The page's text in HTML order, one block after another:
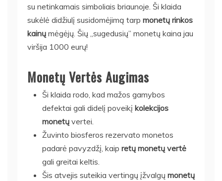
su netinkamais simboliais briaunoje. Ši klaida
sukėlė didžiulį susidomėjimą tarp monetų rinkos
kainų mėgėjų. Šių „sugedusių” monetų kaina jau
viršija 1000 eurų!
Monetų Vertės Augimas
Ši klaida rodo, kad mažos gamybos
defektai gali didelį poveikį kolekcijos
monetų vertei.
Žuvinto biosferos rezervato monetos
padarė pavyzdžį, kaip retų monetų vertė
gali greitai keltis.
Šis atvejis suteikia vertingų įžvalgų monetų